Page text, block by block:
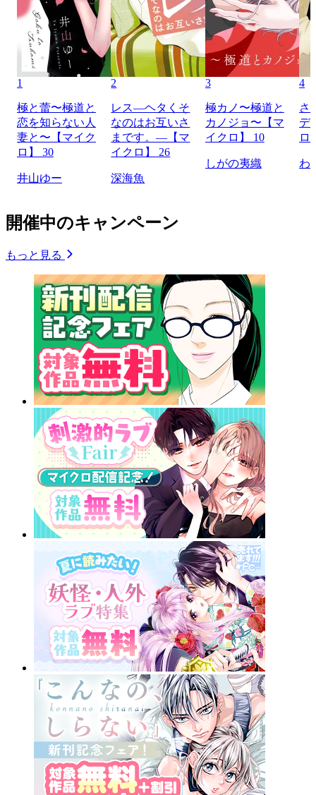
1
極と蕾〜極道と
恋を知らない人
妻と〜【マイク
ロ】 30
井山ゆー
2
レス―ヘタくそ
なのはお互いさ
まです。―【マ
イクロ】 26
深海魚
3
極カノ〜極道と
カノジョ〜【マ
イクロ】 10
しがの夷織
4
さ
デ
ロ
わ
開催中のキャンペーン
もっと見る